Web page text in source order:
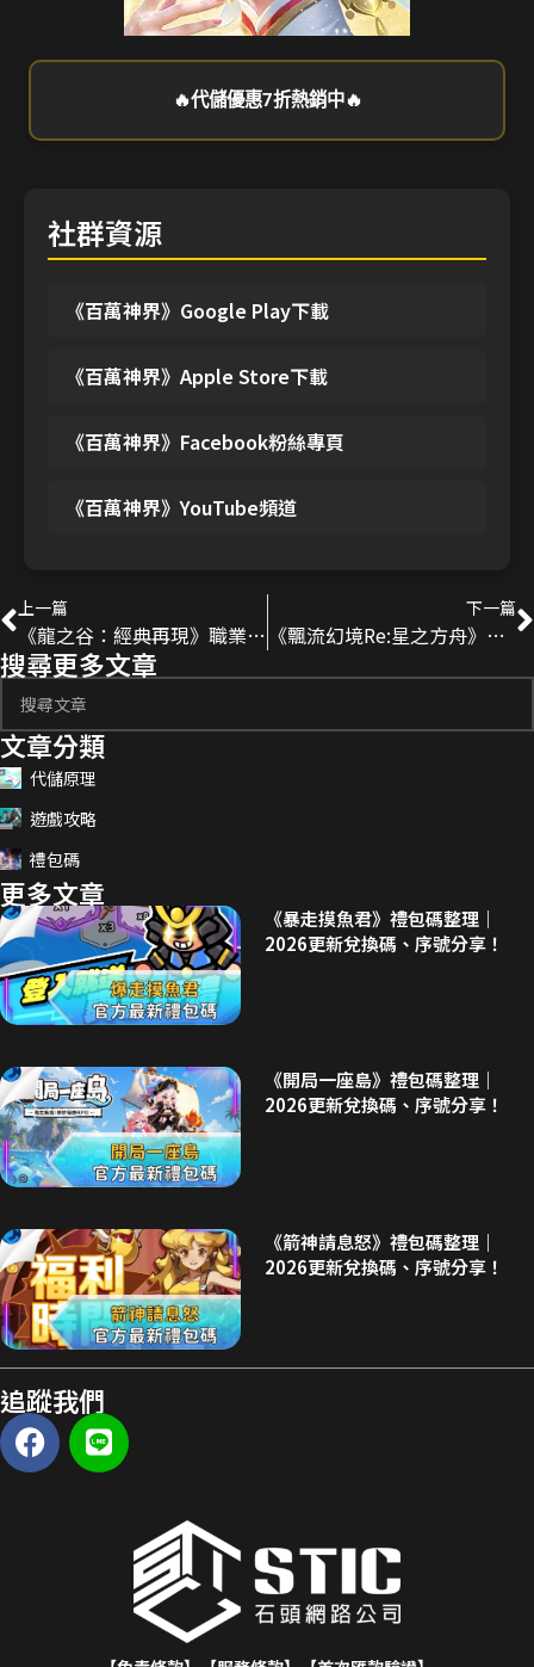
🔥代儲優惠7折熱銷中🔥
社群資源
《百萬神界》Google Play下載
《百萬神界》Apple Store下載
《百萬神界》Facebook粉絲專頁
《百萬神界》YouTube頻道
上一篇
《龍之谷：經典再現》職業攻略｜新手入坑選職參考指南
下一篇
《飄流幻境Re:星之方舟》新手入坑攻略
搜尋更多文章
文章分類
代儲原理
遊戲攻略
禮包碼
更多文章
《暴走摸魚君》禮包碼整理｜
2026更新兌換碼、序號分享！
《開局一座島》禮包碼整理｜
2026更新兌換碼、序號分享！
《箭神請息怒》禮包碼整理｜
2026更新兌換碼、序號分享！
追蹤我們